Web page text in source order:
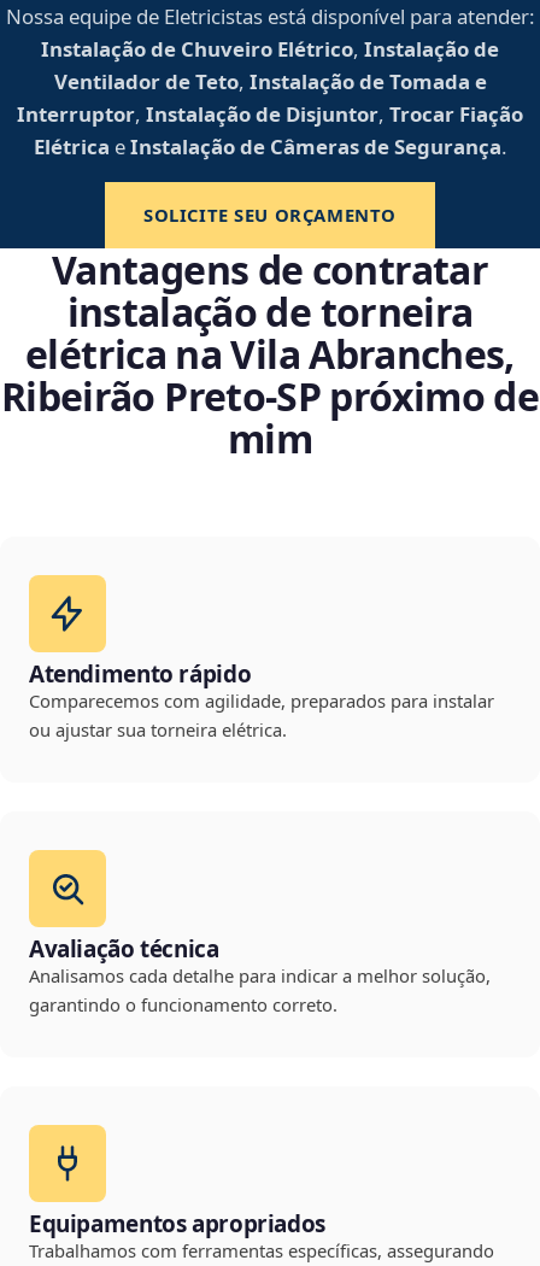
Nossa equipe de Eletricistas está disponível para atender:
Instalação de Chuveiro Elétrico, Instalação de
Ventilador de Teto, Instalação de Tomada e
Interruptor, Instalação de Disjuntor, Trocar Fiação
Elétrica eInstalação de Câmeras de Segurança.
SOLICITE SEU ORÇAMENTO
Vantagens de contratar
instalação de torneira
elétrica na Vila Abranches,
Ribeirão Preto‑SP próximo de
mim
Atendimento rápido
Comparecemos com agilidade, preparados para instalar
ou ajustar sua torneira elétrica.
Avaliação técnica
Analisamos cada detalhe para indicar a melhor solução,
garantindo o funcionamento correto.
Equipamentos apropriados
Trabalhamos com ferramentas específicas, assegurando